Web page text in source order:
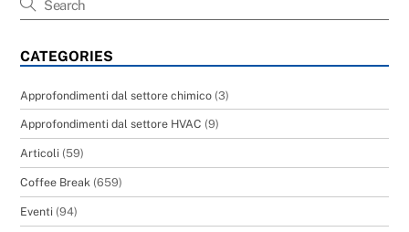
CATEGORIES
Approfondimenti dal settore chimico (3)
Approfondimenti dal settore HVAC (9)
Articoli (59)
Coffee Break (659)
Eventi (94)